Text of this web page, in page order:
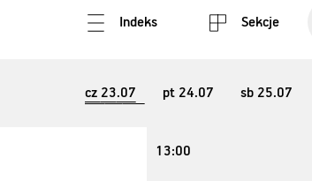
Indeks Sekcje
cz 23.07 pt 24.07 sb 25.07
13:00